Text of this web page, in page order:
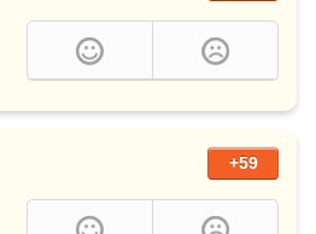
+59